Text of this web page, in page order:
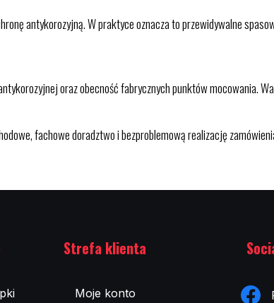
antykorozyjną. W praktyce oznacza to przewidywalne
oraz obecność fabrycznych punktów mocowania.
fachowe doradztwo i bezproblemową realizację
Strefa klienta
Moje konto